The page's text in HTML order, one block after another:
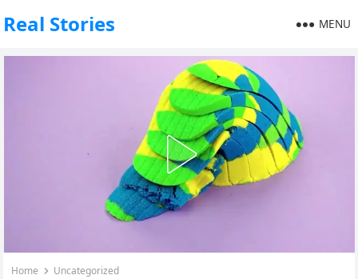
Real Stories MENU
Home Uncategorized